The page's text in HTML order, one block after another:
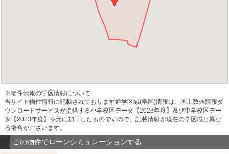
※物件情報の学区情報について
当サイト物件情報に記載されております通学区域(学区)情報は、国土数値情報ダ
ウンロードサービスが提供する小学校区データ【2023年度】及び中学校区デー
タ【2023年度】を元に加工したものですので、記載情報が現在の学区域と異な
る場合がございます。
この物件でローンシミュレーションする